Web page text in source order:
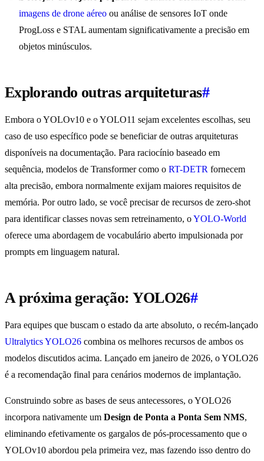
imagens de drone aéreo ou análise de sensores IoT onde
ProgLoss e STAL aumentam significativamente a precisão em
objetos minúsculos.
Explorando outras arquiteturas#
Embora o YOLOv10 e o YOLO11 sejam excelentes escolhas, seu
caso de uso específico pode se beneficiar de outras arquiteturas
disponíveis na documentação. Para raciocínio baseado em
sequência, modelos de Transformer como o RT-DETR fornecem
alta precisão, embora normalmente exijam maiores requisitos de
memória. Por outro lado, se você precisar de recursos de zero-shot
para identificar classes novas sem retreinamento, oYOLO-World
oferece uma abordagem de vocabulário aberto impulsionada por
prompts em linguagem natural.
A próxima geração: YOLO26#
Para equipes que buscam o estado da arte absoluto, o recém-lançado
Ultralytics YOLO26 combina os melhores recursos de ambos os
modelos discutidos acima. Lançado em janeiro de 2026, o YOLO26
é a recomendação final para cenários modernos de implantação.
Construindo sobre as bases de seus antecessores, o YOLO26
incorpora nativamente um Design de Ponta a Ponta Sem NMS,
eliminando efetivamente os gargalos de pós-processamento que o
YOLOv10 abordou pela primeira vez, mas fazendo isso dentro do